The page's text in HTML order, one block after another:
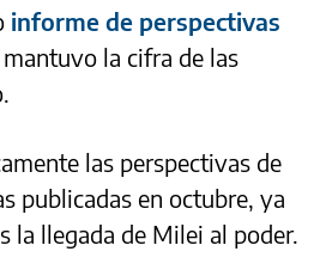
informe de perspectivas
la cifra de las
las perspectivas de
publicadas en octubre, ya
la llegada de Milei al poder.